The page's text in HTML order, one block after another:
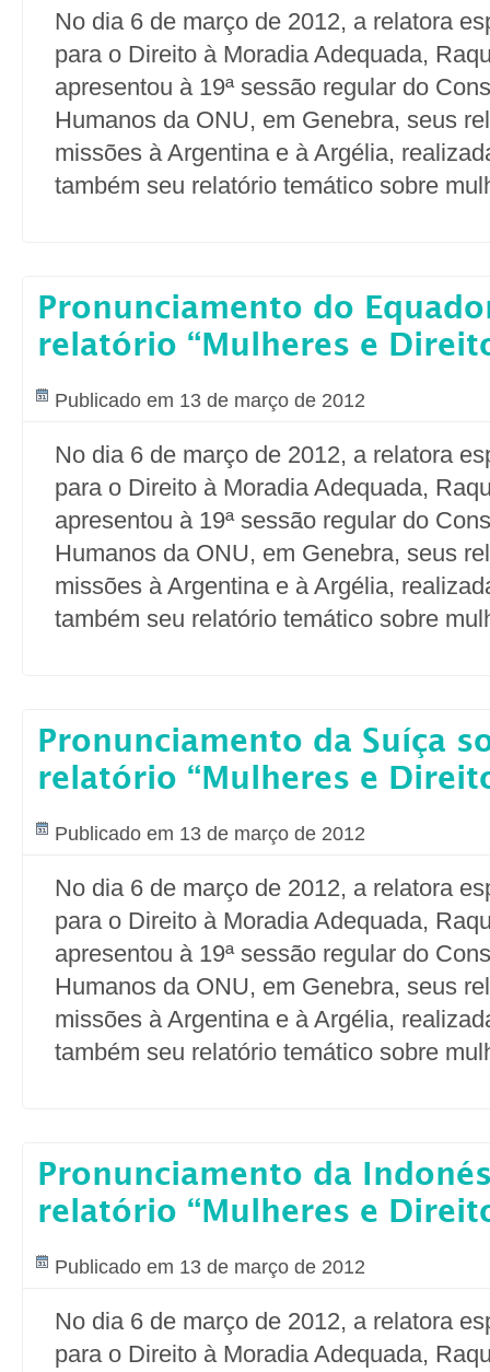
No dia 6 de março de 2012, a relatora
para o Direito à Moradia Adequada,
apresentou à 19ª sessão regular do
Humanos da ONU, em Genebra, seus
missões à Argentina e à Argélia,
também seu relatório temático sobre
Pronunciamento do
relatório “Mulheres e
Publicado em 13 de março de 2012
No dia 6 de março de 2012, a relatora
para o Direito à Moradia Adequada,
apresentou à 19ª sessão regular do
Humanos da ONU, em Genebra, seus
missões à Argentina e à Argélia,
também seu relatório temático sobre
Pronunciamento da Suíça
relatório “Mulheres e
Publicado em 13 de março de 2012
No dia 6 de março de 2012, a relatora
para o Direito à Moradia Adequada,
apresentou à 19ª sessão regular do
Humanos da ONU, em Genebra, seus
missões à Argentina e à Argélia,
também seu relatório temático sobre
Pronunciamento da
relatório “Mulheres e
Publicado em 13 de março de 2012
No dia 6 de março de 2012, a relatora
para o Direito à Moradia Adequada,